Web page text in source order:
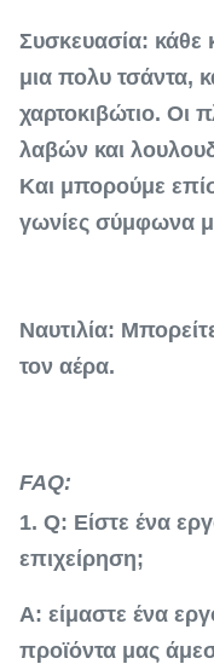
Συσκευασία: κάθε
μια πολυ τσάντα,
χαρτοκιβώτιο. Οι
λαβών και
Και μπορούμε
γωνίες σύμφωνα
Ναυτιλία:
τον αέρα.
FAQ:
1. Q: Είστε ένα
επιχείρηση;
Α: είμαστε ένα
προϊόντα μας